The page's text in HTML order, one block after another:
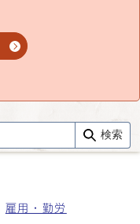
検索
雇用・勤労